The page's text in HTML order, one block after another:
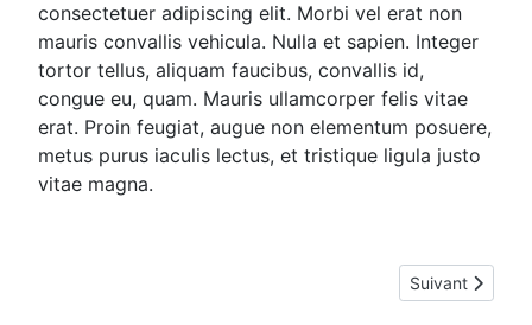
consectetuer adipiscing elit. Morbi vel erat non
mauris convallis vehicula. Nulla et sapien. Integer
tortor tellus, aliquam faucibus, convallis id,
congue eu, quam. Mauris ullamcorper felis vitae
erat. Proin feugiat, augue non elementum posuere,
metus purus iaculis lectus, et tristique ligula justo
vitae magna.
Article suivant
Suivant